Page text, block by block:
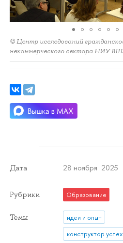
© Центр исследований
некоммерческого сектора НИУ
Дата 28 ноября 2025
Рубрики Образование
Темы
идеи и опыт
конструктор